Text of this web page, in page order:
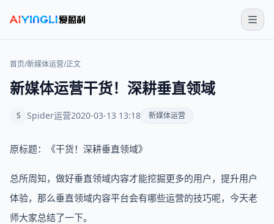
首页/新媒体运营/正文
新媒体运营干货！深耕垂直领域
S Spider运营2020-03-13 13:18 新媒体运营
原标题：《干货！深耕垂直领域》
总所周知，做好垂直领域内容才能挖掘更多的用户，提升用户
体验，那么垂直领域内容平台会有哪些运营的技巧呢，今天老
师大家总结了一下。